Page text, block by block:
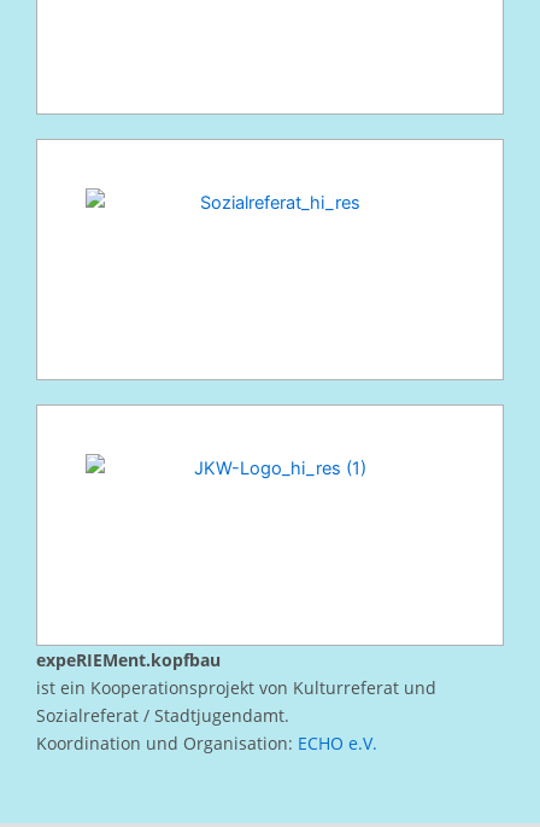
expeRIEMent.kopfbau
ist ein Kooperationsprojekt von Kulturreferat und
Sozialreferat / Stadtjugendamt.
Koordination und Organisation: ECHO e.V.